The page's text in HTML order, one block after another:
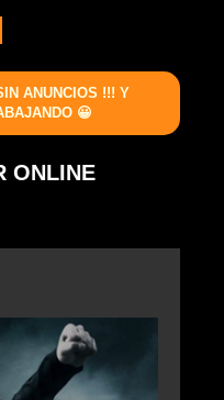
ANUNCIOS !!! Y
😀
ONLINE